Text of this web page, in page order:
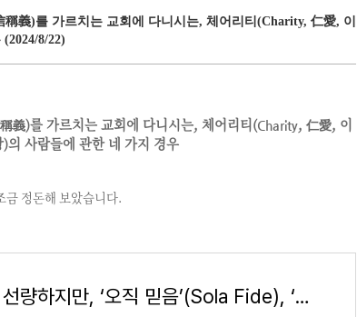
稱義)를 가르치는 교회에 다니시는, 체어리티(Charity, 仁愛, 이
8/22)
義)를 가르치는 교회에 다니시는, 체어리티(Charity, 仁愛, 이
)의 사람들에 관한 네 가지 경우
금 정돈해 보았습니다.
선량하지만, ‘오직 믿음’(Sola Fide), ‘이신칭의’(以信稱義)를 가르치는 교회에 다니시는 분들